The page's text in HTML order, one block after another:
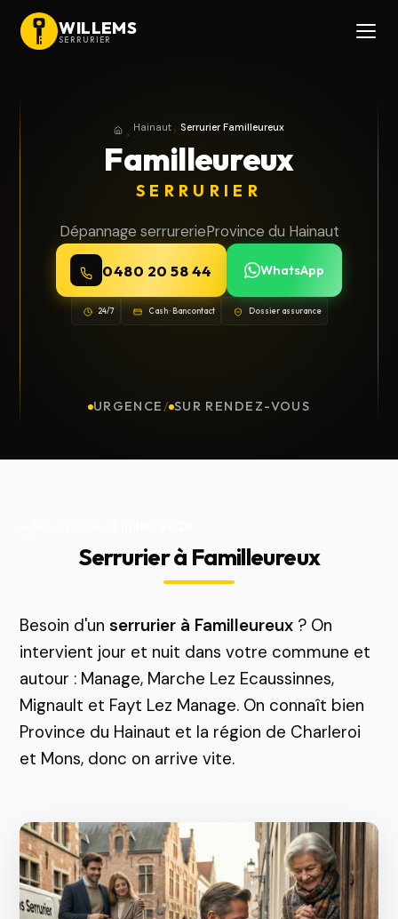
WILLEMS
SERRURIER
AccueilProvince du Hainaut
Hainaut Serrurier Familleureux
Familleureux
SERRURIER
Dépannage serrurerieProvince du Hainaut
0480 20 58 44 WhatsApp
24/7 Cash · Bancontact Dossier assurance
URGENCE / SUR RENDEZ-VOUS
Serrurier à Familleureux
Besoin d'unserrurier à Familleureux ? On
intervient jour et nuit dans votre commune et
autour : Manage, Marche Lez Ecaussinnes,
Mignault et Fayt Lez Manage. On connaît bien
Province du Hainaut et la région de Charleroi
et Mons, donc on arrive vite.